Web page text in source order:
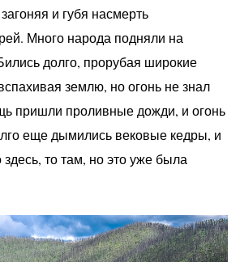
и губя насмерть
Много народа подняли на
долго, прорубая широкие
землю, но огонь не знал
пришли проливные дожди, и огонь
еще дымились вековые кедры, и
то там, но это уже была